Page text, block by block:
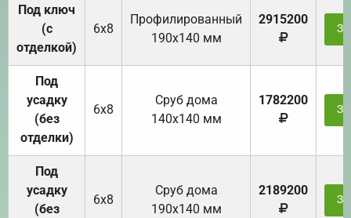
Под ключ
(с
отделкой)
6х8
Профилированный
190х140 мм
2915200
Под
усадку
(без
отделки)
6х8
Cруб дома
140х140 мм
1782200
Под
усадку
(без
6х8
Cруб дома
190х140 мм
2189200